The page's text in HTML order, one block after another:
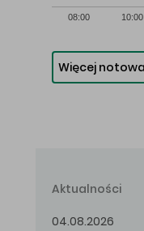
08:00 10:00
Więcej
Aktualności
04.08.2026